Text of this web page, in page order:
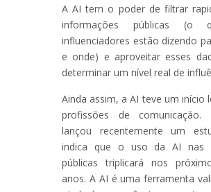
A AI tem o poder de filtrar
informações públicas (o
influenciadores estão dizendo
e onde) e aproveitar esses
determinar um nível real de
Ainda assim, a AI teve um início
profissões de comunicação.
lançou recentemente um
indica que o uso da AI nas
públicas triplicará nos
anos. A AI é uma ferramenta